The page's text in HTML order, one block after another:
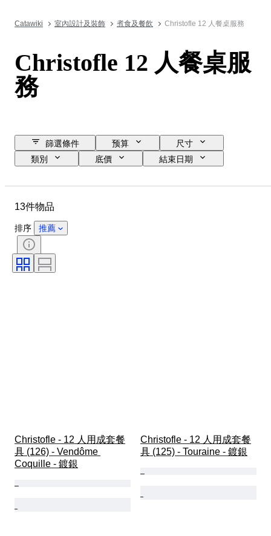
Catawiki 室內設計及裝飾 煮食及餐飲 Christofle 12 人餐桌服務
Christofle 12 人餐桌服
務
篩選條件 预算
尺寸
類別
底價
結束日期
時期
時代
13件物品
排序 推薦
Christofle - 12 人用成套餐
具 (126) - Vendôme
Coquille - 鍍銀
Christofle - 12 人用成套餐
具 (125) - Touraine - 鍍銀